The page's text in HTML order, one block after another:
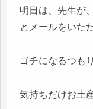
明日は、先生が
とメールをいた
ゴチになるつも
気持ちだけお土